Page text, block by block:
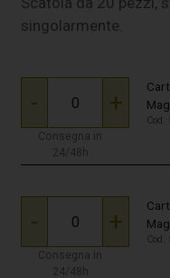
singolarmente.
- +
Consegna in
24/48h
Cod.
- +
Consegna in
24/48h
Cod.